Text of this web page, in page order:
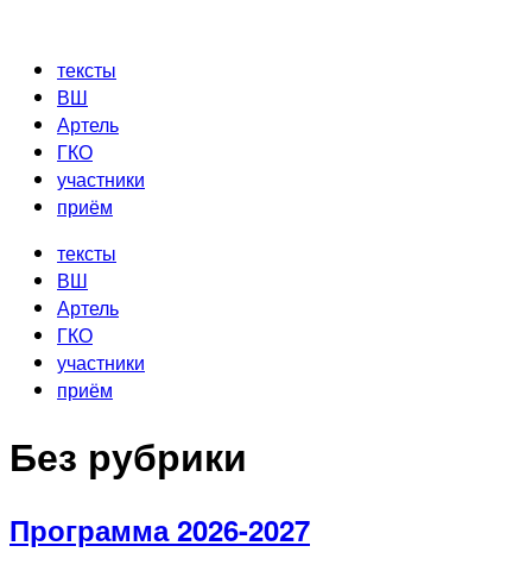
содержимому
тексты
ВШ
Артель
ГКО
участники
приём
тексты
ВШ
Артель
ГКО
участники
приём
Без рубрики
Программа 2026-2027